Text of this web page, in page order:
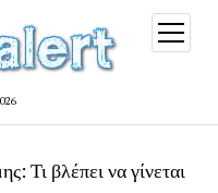
open
menu
Τι βλέπει να γίνεται